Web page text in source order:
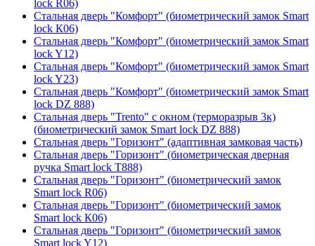
lock R06)
Стальная дверь "Комфорт" (биометрический замок Smart
lock К06)
Стальная дверь "Комфорт" (биометрический замок Smart
lock Y12)
Стальная дверь "Комфорт" (биометрический замок Smart
lock Y23)
Стальная дверь "Комфорт" (биометрический замок Smart
lock DZ 888)
Стальная дверь "Trento" с окном (терморазрыв 3к)
(биометрический замок Smart lock DZ 888)
Стальная дверь "Горизонт" (адаптивная замковая часть)
Стальная дверь "Горизонт" (биометрическая дверная
ручка Smart lock T888)
Стальная дверь "Горизонт" (биометрический замок
Smart lock R06)
Стальная дверь "Горизонт" (биометрический замок
Smart lock К06)
Стальная дверь "Горизонт" (биометрический замок
Smart lock Y12)